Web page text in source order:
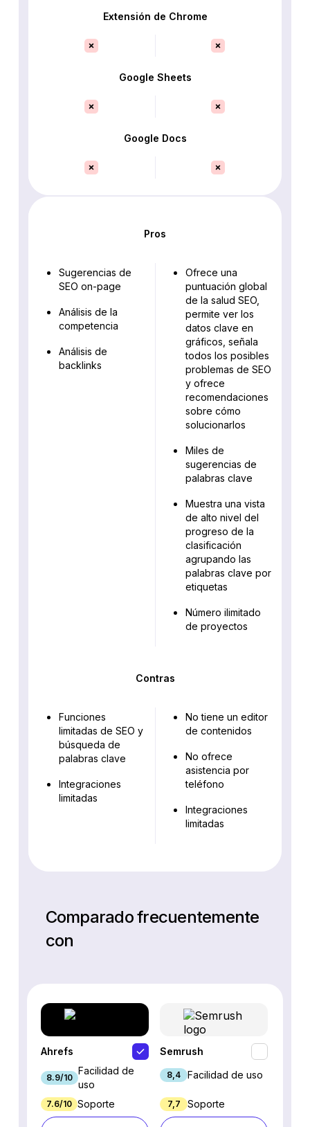
Extensión de Chrome
Google Sheets
Google Docs
Pros
Sugerencias de
SEO on-page
Análisis de la
competencia
Análisis de
backlinks
Ofrece una
puntuación global
de la salud SEO,
permite ver los
datos clave en
gráficos, señala
todos los posibles
problemas de SEO
y ofrece
recomendaciones
sobre cómo
solucionarlos
Miles de
sugerencias de
palabras clave
Muestra una vista
de alto nivel del
progreso de la
clasificación
agrupando las
palabras clave por
etiquetas
Número ilimitado
de proyectos
Contras
Funciones
limitadas de SEO y
búsqueda de
palabras clave
Integraciones
limitadas
No tiene un editor
de contenidos
No ofrece
asistencia por
teléfono
Integraciones
limitadas
Comparado frecuentemente
con
Ahrefs
8.9/10
Facilidad de
uso
7.6/10 Soporte
Semrush
8,4 Facilidad de uso
7,7 Soporte